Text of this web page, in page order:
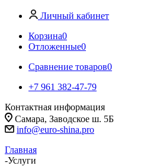
Личный кабинет
Корзина0
Отложенные0
Сравнение товаров0
+7 961 382-47-79
Контактная информация
Самара, Заводское ш. 5Б
info@euro-shina.pro
Главная
-Услуги